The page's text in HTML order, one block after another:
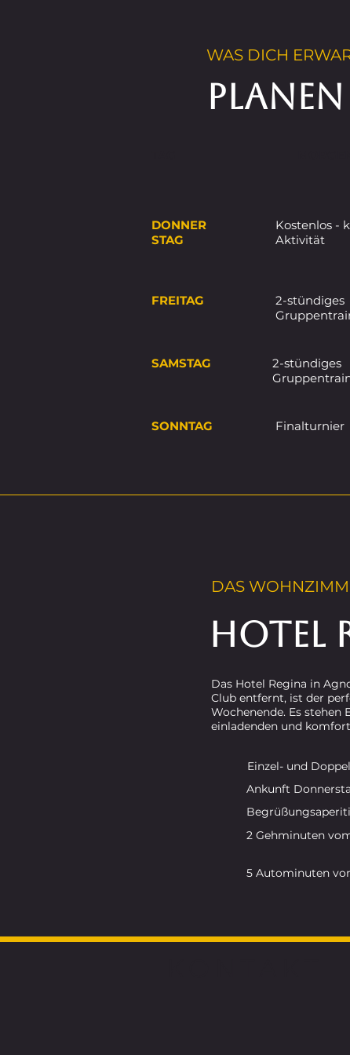
WAS DICH
PLANEN
DONNER
STAG
FREITAG
SAMSTAG
SONNTAG
Kostenlos -
Aktivität
2-stündiges
2-stündiges
Finalturnier
DAS
HOTEL
Das Hotel Regina in
Club entfernt, ist der
Wochenende. Es stehen
einladenden und
Einzel- und
Ankunft
2 Gehminuten
5 Autominuten